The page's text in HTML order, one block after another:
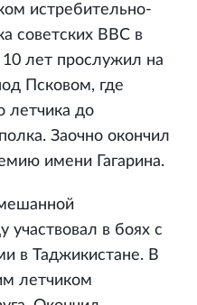
истребительно-
советских ВВС в
10 лет прослужил на
Псковом, где
летчика до
Заочно окончил
имени Гагарина.
участвовал в боях с
в Таджикистане. В
летчиком